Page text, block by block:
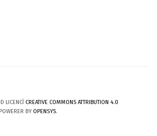
LICENCÍ CREATIVE COMMONS ATTRIBUTION 4.0
BYOPENSYS.